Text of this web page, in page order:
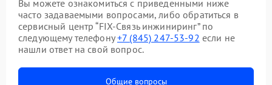
Вы можете ознакомиться с приведенными ниже
часто задаваемыми вопросами, либо обратиться в
сервисный центр “FIX-Связь инжиниринг” по
следующему телефону+7 (845) 247-53-92 если не
нашли ответ на свой вопрос.
Общие вопросы